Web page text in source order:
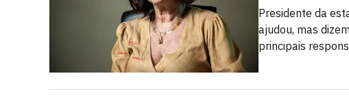
Presidente da
ajudou, mas
principais